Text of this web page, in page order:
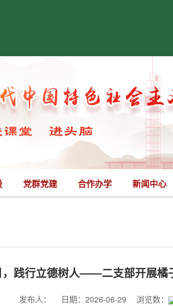
党群党建 合作办学 新闻中心
，践行立德树人——二支部开展橘
发布人： 日期：2026-06-29 浏览数：